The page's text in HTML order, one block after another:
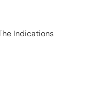
Indications